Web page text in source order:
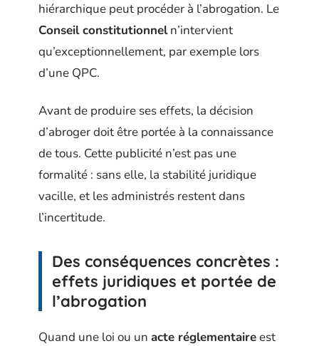
hiérarchique peut procéder à l’abrogation. Le
Conseil constitutionneln’intervient
qu’exceptionnellement, par exemple lors
d’une QPC.
Avant de produire ses effets, la décision
d’abroger doit être portée à la connaissance
de tous. Cette publicité n’est pas une
formalité : sans elle, la stabilité juridique
vacille, et les administrés restent dans
l’incertitude.
Des conséquences concrètes :
effets juridiques et portée de
l’abrogation
Quand une loi ou un acte réglementaireest